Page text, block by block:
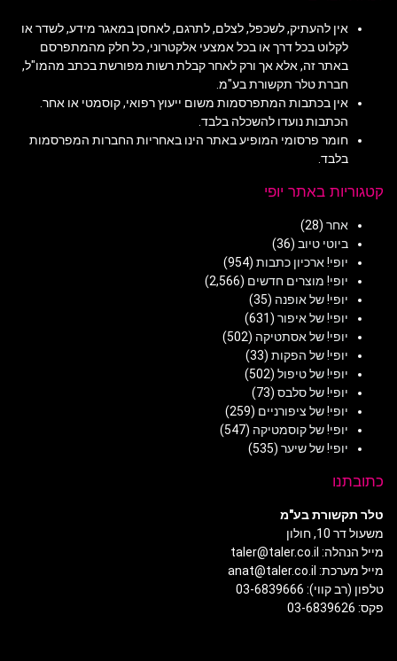
אין להעתיק, לשכפל, לצלם, לתרגם, לאחסן במאגר מידע, לשדר או
לקלוט בכל דרך או בכל אמצעי אלקטרוני, כל חלק מהמתפרסם
באתר זה, אלא אך ורק לאחר קבלת רשות מפורשת בכתב מהמו"ל,
חברת טלר תקשורת בע"מ.
אין בכתבות המתפרסמות משום ייעוץ רפואי, קוסמטי או אחר.
הכתבות נועדו להשכלה בלבד.
חומר פרסומי המופיע באתר הינו באחריות החברות המפרסמות
בלבד.
קטגוריות באתר יופי
אחר (28)
ביוטי טיוב (36)
יופי! ארכיון כתבות (954)
יופי! מוצרים חדשים (2,566)
יופי! של אופנה (35)
יופי! של איפור (631)
יופי! של אסתטיקה (502)
יופי! של הפקות (33)
יופי! של טיפול (502)
יופי! של סלבס (73)
יופי! של ציפורניים (259)
יופי! של קוסמטיקה (547)
יופי! של שיער (535)
כתובתנו
טלר תקשורת בע"מ
משעול דר 10, חולון
מייל הנהלה: taler@taler.co.il
מייל מערכת: anat@taler.co.il
טלפון (רב קווי): 03-6839666
פקס: 03-6839626